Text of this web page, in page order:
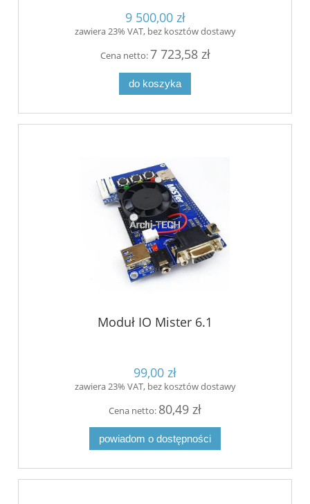
9 500,00 zł
zawiera 23% VAT, bez kosztów dostawy
Cena netto:7 723,58 zł
do koszyka
Moduł IO Mister 6.1
99,00 zł
zawiera 23% VAT, bez kosztów dostawy
Cena netto: 80,49 zł
powiadom o dostępności